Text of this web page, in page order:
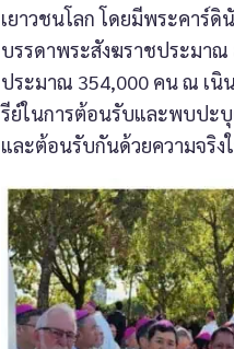
เยาวชนโลก โดยมีพระคาร์
บรรดาพระสังฆราชประมาณ
ประมาณ 354,000 คน ณ เนิ
รีย์ในการต้อนรับและพบปะบุ
และต้อนรับกันด้วยความจริง